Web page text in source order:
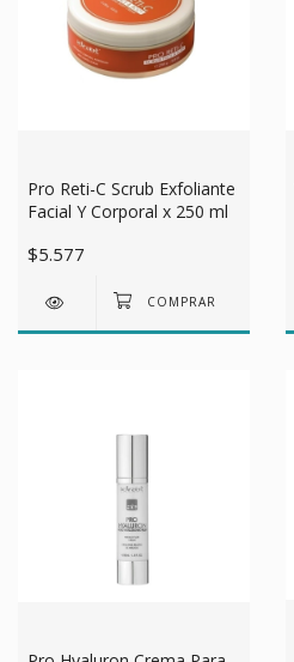
Pro Reti-C Scrub Exfoliante
Facial Y Corporal x 250 ml
$5.577